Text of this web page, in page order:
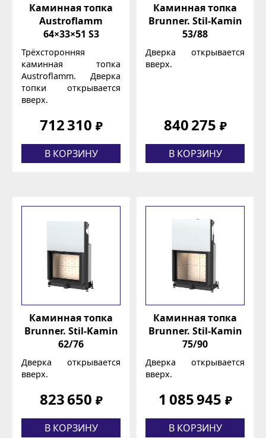
Каминная топка
Austroflamm
64×33×51 S3
Трёхсторонняя
каминная топка
Austroflamm. Дверка
топки открывается
вверх.
712 310 ₽
В КОРЗИНУ
Каминная топка
Brunner. Stil-Kamin
53/88
Дверка открывается
вверх.
840 275 ₽
В КОРЗИНУ
Каминная топка
Brunner. Stil-Kamin
62/76
Дверка открывается
вверх.
823 650 ₽
В КОРЗИНУ
Каминная топка
Brunner. Stil-Kamin
75/90
Дверка открывается
вверх.
1 085 945 ₽
В КОРЗИНУ